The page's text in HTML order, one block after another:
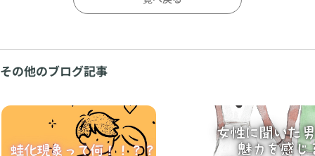
その他のブログ記事